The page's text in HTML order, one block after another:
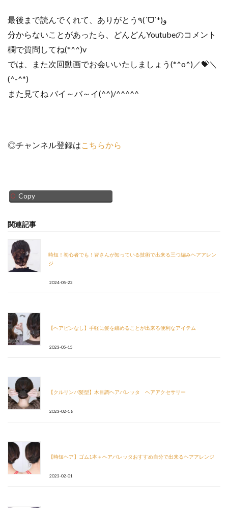
最後まで読んでくれて、ありがとう٩(ˊᗜˋ*)و
分からないことがあったら、どんどんYoutubeのコメント
欄で質問してね(*^^)v
では、また次回動画でお会いいたしましょう(*^o^)／💝＼
(^-^*)
また見てね バイ～バ～イ(^^)/^^^^^
◎チャンネル登録は こちらから
Copy
関連記事
時短！初心者でも！皆さんが知っている技術で出来る三つ編みヘアアレン
ジ
2024-05-22
【ヘアピンなし】手軽に髪を纏めることが出来る便利なアイテム
2023-05-15
【クルリンパ髪型】木目調ヘアバレッタ ヘアアクセサリー
2023-02-16
【時短ヘア】ゴム1本＋ヘアバレッタおすすめ自分で出来るヘアアレンジ
2023-02-01